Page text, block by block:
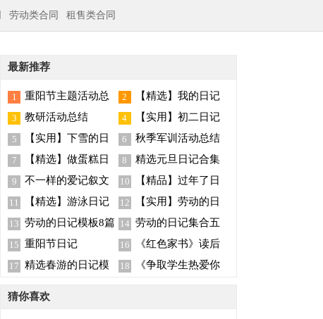
劳动类合同 租售类合同
最新推荐
1
重阳节主题活动总
结
2
【精选】我的日记
范文9篇
3 教研活动总结 4
【实用】初二日记
汇总3篇
5
【实用】下雪的日
记三篇
6 秋季军训活动总结
7
【精选】做蛋糕日
记4篇
8
精选元旦日记合集
五篇
9
不一样的爱记叙文
(集锦15篇)
10
【精品】过年了日
记四篇
11
【精选】游泳日记
汇编三篇
12
【实用】劳动的日
记四篇
13 劳动的日记模板8篇 14 劳动的日记集合五
篇
15 重阳节日记 16
《红色家书》读后
感
17 精选春游的日记模
18
《争取学生热爱你
猜你喜欢